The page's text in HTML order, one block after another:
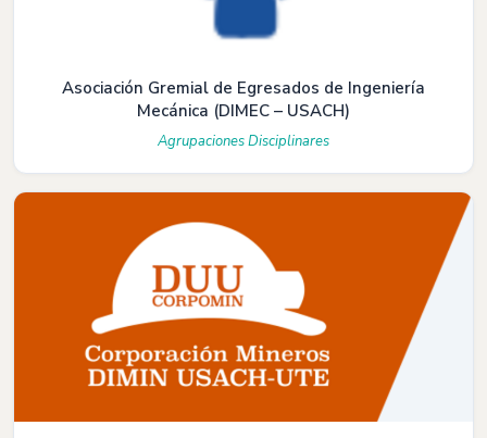
Asociación Gremial de Egresados de Ingeniería
Mecánica (DIMEC – USACH)
Agrupaciones Disciplinares